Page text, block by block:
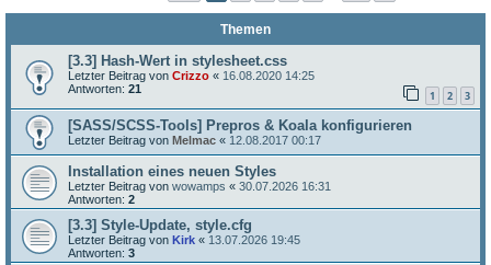
Themen
[3.3] Hash-Wert in stylesheet.css
Letzter Beitrag von Crizzo « 16.08.2020 14:25
Antworten: 21 1 2 3
[SASS/SCSS-Tools] Prepros & Koala konfigurieren
Letzter Beitrag von Melmac « 12.08.2017 00:17
Installation eines neuen Styles
Letzter Beitrag von wowamps « 30.07.2026 16:31
Antworten: 2
[3.3] Style-Update, style.cfg
Letzter Beitrag von Kirk « 13.07.2026 19:45
Antworten: 3